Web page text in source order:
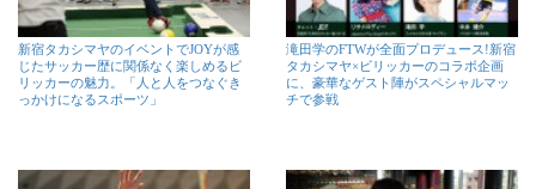
新宿タカシマヤのイベントでJOYが感
じたサッカー歴に関係なく楽しめるビ
リッカーの魅力。「人と人をつなぐき
っかけになるスポーツ」
滝田学のFTWが全面プロデュース!新宿
タカシマヤ×ビリッカーのコラボ企画
に、豪華なゲスト陣がスペシャルマッ
チで参戦